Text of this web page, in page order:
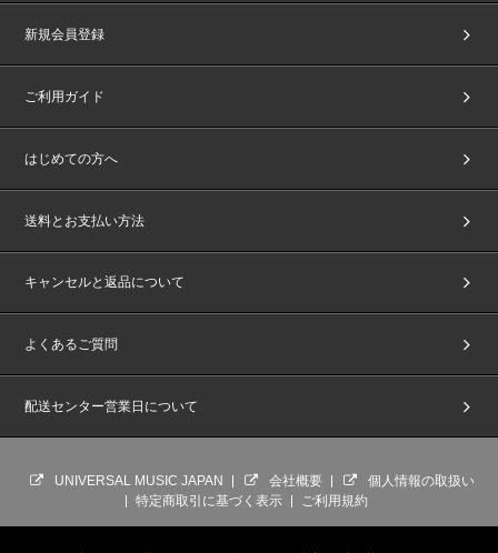
新規会員登録
ご利用ガイド
はじめての方へ
送料とお支払い方法
キャンセルと返品について
よくあるご質問
配送センター営業日について
UNIVERSAL MUSIC JAPAN 会社概要
個人情報の取扱い
特定商取引に基づく表示
ご利用規約